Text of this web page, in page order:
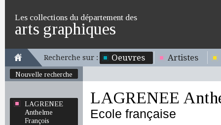
Les collections du département des
arts graphiques
Recherche sur : Oeuvres Artistes
Nouvelle recherche
LAGRENEE
Anthelme
François
LAGRENEE
Ecole française